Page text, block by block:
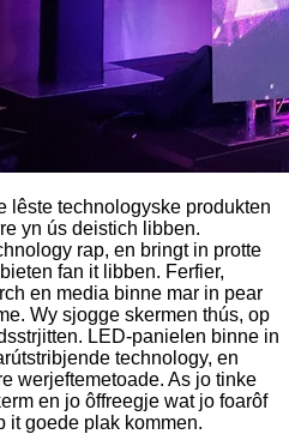
lêste technologyske produkten
yn ús deistich libben.
rap, en bringt in protte
fan it libben. Ferfier,
en media binne mar in pear
Wy sjogge skermen thús, op
LED-panielen binne in
technology, en
werjeftemetoade. As jo ​​​​tinke
en jo ôffreegje wat jo foarôf
it goede plak kommen.